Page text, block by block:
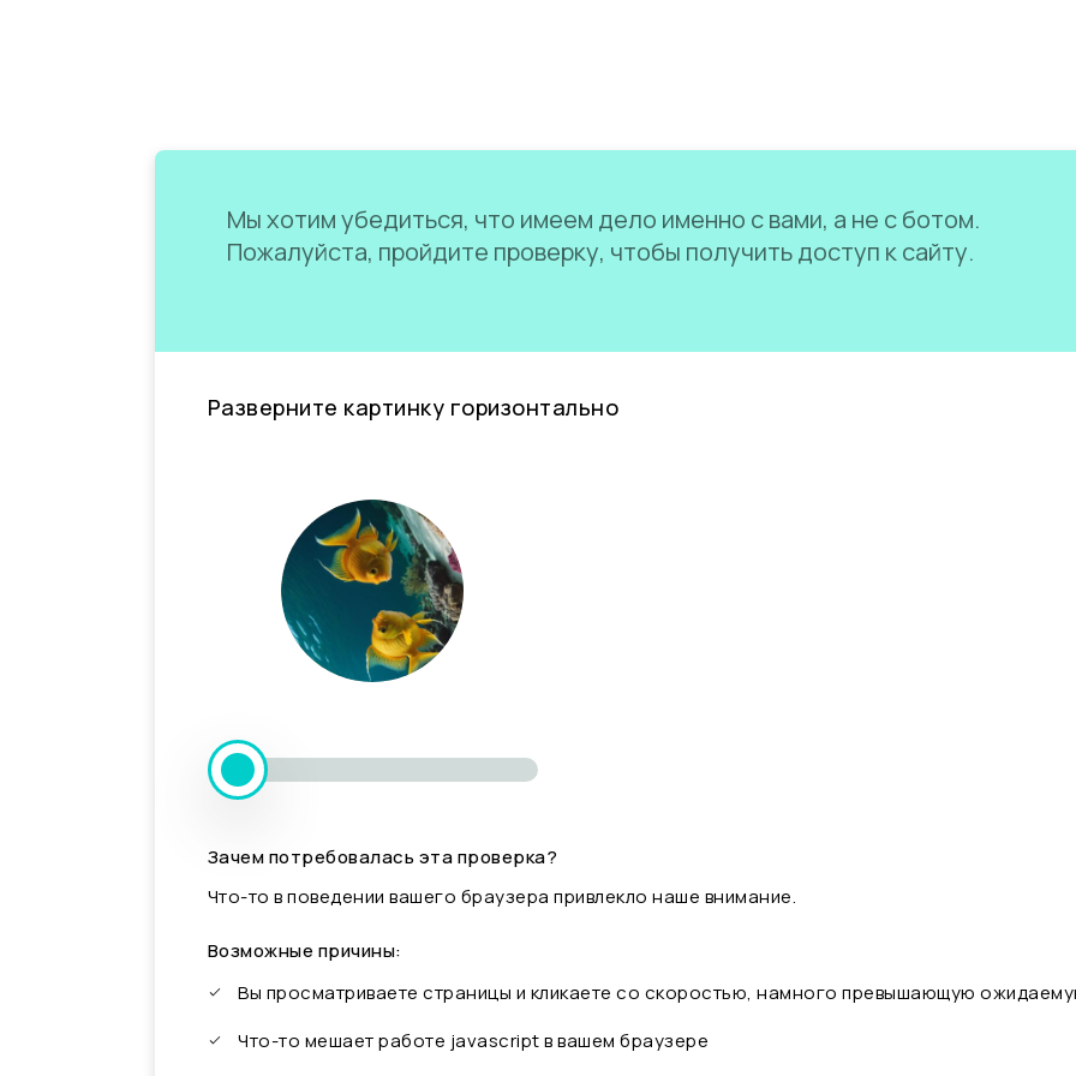
Мы хотим убедиться, что имеем дело именно с вами, а не с ботом.
Пожалуйста, пройдите проверку, чтобы получить доступ к сайту.
Разверните картинку горизонтально
Зачем потребовалась эта проверка?
Что-то в поведении вашего браузера привлекло наше внимание.
Возможные причины:
Вы просматриваете страницы и кликаете со скоростью, намного превышающую
Что-то мешает работе javascript в вашем браузере